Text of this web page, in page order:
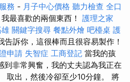
務 - 月子中心價格 聽力檢查 全口
我最喜歡的兩個東西！ 護理之家
關鍵字搜尋 餐點外燴 吧檯桌 護
告訴你，這很棒而且很容易製作！
申請 失智症 工商登記 當我的孩
到非常興奮，我的丈夫認為我正在
取出，然後冷卻至少10分鐘。 將